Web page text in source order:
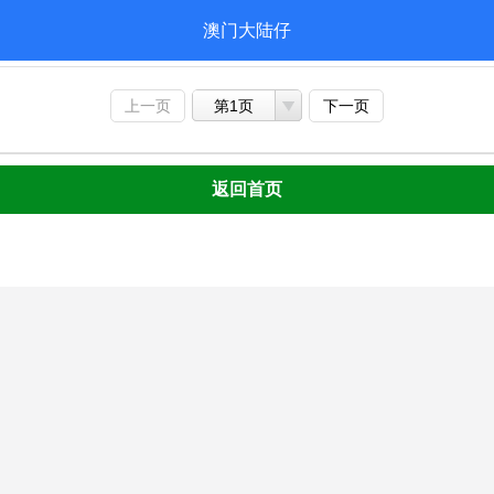
澳门大陆仔
上一页 第1页 下一页
返回首页